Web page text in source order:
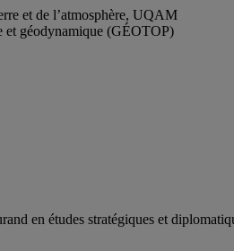
et de l’atmosphère, UQAM
et géodynamique (GÉOTOP)
en études stratégiques et